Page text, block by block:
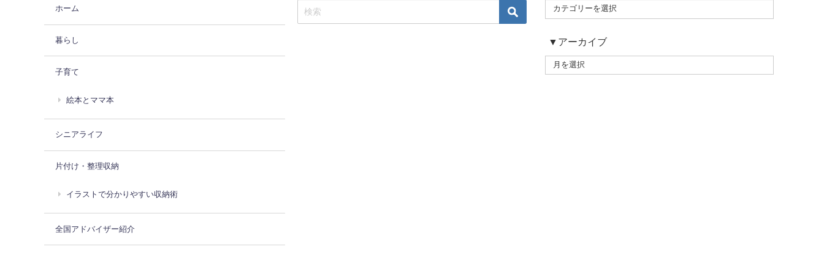
ホーム
暮らし
子育て
絵本とママ本
シニアライフ
片付け・整理収納
イラストで分かりやすい収納術
全国アドバイザー紹介
▼アーカイブ